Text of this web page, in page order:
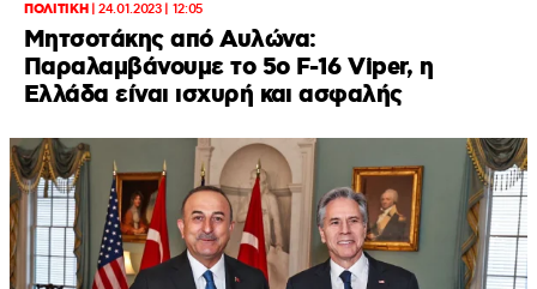
ΠΟΛΙΤΙΚΗ|24.01.2023 | 12:05
Μητσοτάκης από Αυλώνα:
Παραλαμβάνουμε το 5ο F-16 Viper, η
Ελλάδα είναι ισχυρή και ασφαλής